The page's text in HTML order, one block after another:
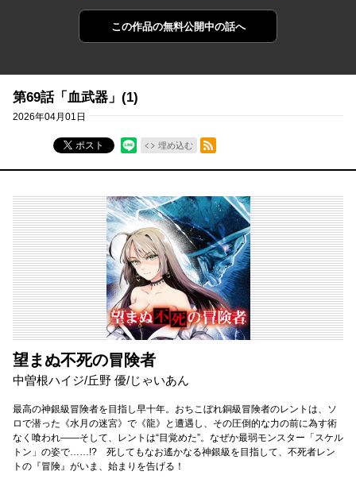
この作品の無料公開中の話へ
第69話「血武器」(1)
2026年04月01日
ポスト 埋め込む
RSSフィード
望まぬ不死の冒険者
中曽根ハイジ/丘野 優/じゃいあん
最高の神銀級冒険者を目指し早十年。おちこぼれ銅級冒険者のレントは、ソ
ロで潜った《水月の迷宮》で《龍》と遭遇し、その圧倒的な力の前に為す術
なく喰われ――そして、レントは“目覚めた”。なぜか最弱モンスター「スケル
トン」の姿で……!? 死してもなお遙かなる神銀級を目指して、不死者レン
トの『冒険』がいま、始まりを告げる！